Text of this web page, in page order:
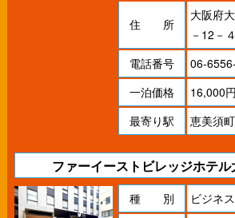
住 所
大阪府
－12－４
電話番号
06-
一泊価格
16,000
最寄り駅
恵美須
ファーイーストビレッジホテ
種 別 ビジネ